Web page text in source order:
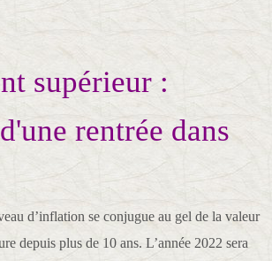
supérieur :
rentrée dans
d’inflation se conjugue au gel de la valeur
depuis plus de 10 ans. L’année 2022 sera